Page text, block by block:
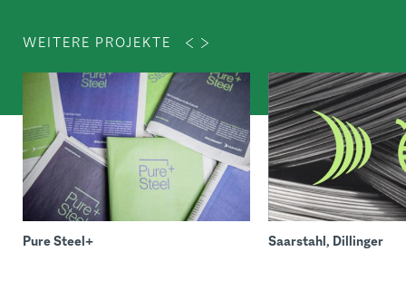
WEITERE PROJEKTE
Pure Steel+ Saarstahl, Dillinger